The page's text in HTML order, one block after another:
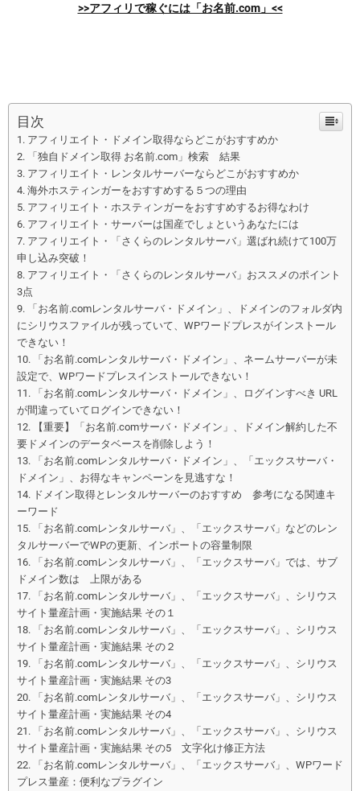
>>アフィリで稼ぐには「お名前.com」<<
目次
アフィリエイト・ドメイン取得ならどこがおすすめか
「独自ドメイン取得 お名前.com」検索 結果
アフィリエイト・レンタルサーバーならどこがおすすめか
海外ホスティンガーをおすすめする５つの理由
アフィリエイト・ホスティンガーをおすすめするお得なわけ
アフィリエイト・サーバーは国産でしょというあなたには
アフィリエイト・「さくらのレンタルサーバ」選ばれ続けて100万
申し込み突破！
アフィリエイト・「さくらのレンタルサーバ」おススメのポイント
3点
「お名前.comレンタルサーバ・ドメイン」、ドメインのフォルダ内
にシリウスファイルが残っていて、WPワードプレスがインストール
できない！
「お名前.comレンタルサーバ・ドメイン」、ネームサーバーが未
設定で、WPワードプレスインストールできない！
「お名前.comレンタルサーバ・ドメイン」、ログインすべき URL
が間違っていてログインできない！
【重要】「お名前.comサーバ・ドメイン」、ドメイン解約した不
要ドメインのデータベースを削除しよう！
「お名前.comレンタルサーバ・ドメイン」、「エックスサーバ・
ドメイン」、お得なキャンペーンを見逃すな！
ドメイン取得とレンタルサーバーのおすすめ 参考になる関連キ
ーワード
「お名前.comレンタルサーバ」、「エックスサーバ」などのレン
タルサーバーでWPの更新、インポートの容量制限
「お名前.comレンタルサーバ」、「エックスサーバ」では、サブ
ドメイン数は 上限がある
「お名前.comレンタルサーバ」、「エックスサーバ」、シリウス
サイト量産計画・実施結果 その１
「お名前.comレンタルサーバ」、「エックスサーバ」、シリウス
サイト量産計画・実施結果 その２
「お名前.comレンタルサーバ」、「エックスサーバ」、シリウス
サイト量産計画・実施結果 その3
「お名前.comレンタルサーバ」、「エックスサーバ」、シリウス
サイト量産計画・実施結果 その4
「お名前.comレンタルサーバ」、「エックスサーバ」、シリウス
サイト量産計画・実施結果 その5 文字化け修正方法
「お名前.comレンタルサーバ」、「エックスサーバ」、WPワード
プレス量産：便利なプラグイン